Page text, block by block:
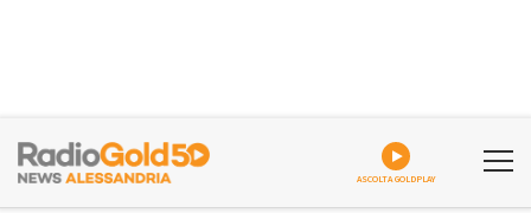
ASCOLTA GOLDPLAY